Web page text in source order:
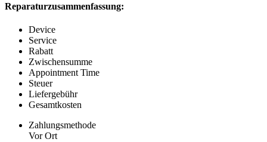
Reparaturzusammenfassung:
Device
Service
Rabatt
Zwischensumme
Appointment Time
Steuer
Liefergebühr
Gesamtkosten
Zahlungsmethode
Vor Ort